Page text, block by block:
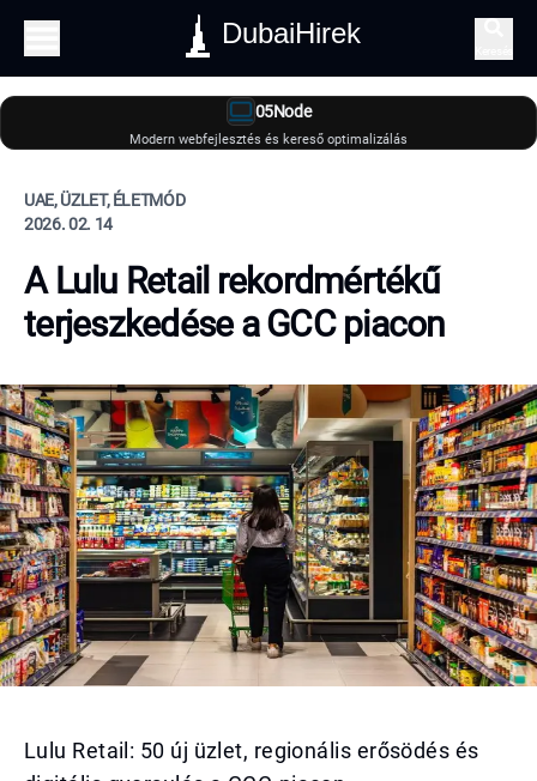
DubaiHirek
05Node
Modern webfejlesztés és kereső optimalizálás
UAE, ÜZLET, ÉLETMÓD
2026. 02. 14
A Lulu Retail rekordmértékű
terjeszkedése a GCC piacon
Lulu Retail: 50 új üzlet, regionális erősödés és